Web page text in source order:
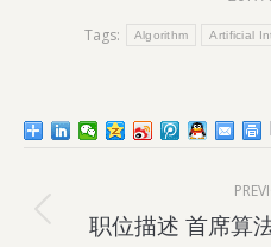
Tags:
Algorithm Artificial
navigation
职位描述 首席算